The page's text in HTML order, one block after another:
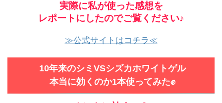
実際に私が使った感想を
レポートにしたのでご覧ください♪
≫公式サイトはコチラ≪
10年来のシミVSシズカホワイトゲル
本当に効くのか1本使ってみた✊